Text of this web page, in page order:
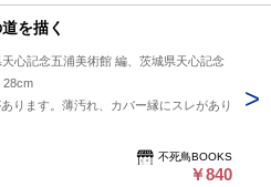
を描く
心記念五浦美術館 編、茨城県天心記念
28cm
ります。薄汚れ、カバー縁にスレがあり
不死鳥BOOKS
￥840